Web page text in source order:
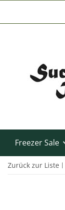
Freezer Sale
Zurück zur Liste